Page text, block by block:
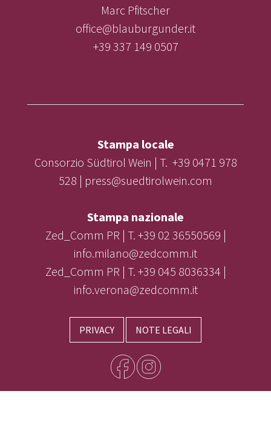
Marc Pfitscher
office@blauburgunder.it
+39 337 149 0507
Stampa locale
Consorzio Südtirol Wein | T. +39 0471 978
528 | press@suedtirolwein.com
Stampa nazionale
Zed_Comm PR | T. +39 02 36550569 |
info.milano@zedcomm.it
Zed_Comm PR | T. +39 045 8036334 |
info.verona@zedcomm.it
PRIVACY NOTE LEGALI